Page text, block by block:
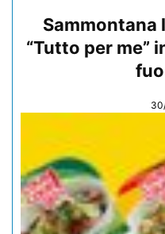
Sammontana
“Tutto per me”